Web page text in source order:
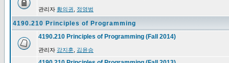
관리자 황의권 정영범
4190.210 Principles of Programming
4190.210 Principles of Programming (Fall 2014)
관리자 강지훈 김윤승